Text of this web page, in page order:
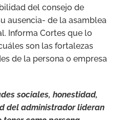
del consejo de
ausencia- de la asamblea
Informa Cortes que lo
son las fortalezas
de la persona o empresa
sociales, honestidad,
del administrador lideran